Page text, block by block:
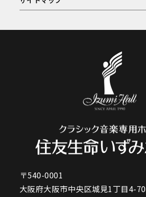
〒540-0001
大阪府大阪市中央区城見1丁目4-70